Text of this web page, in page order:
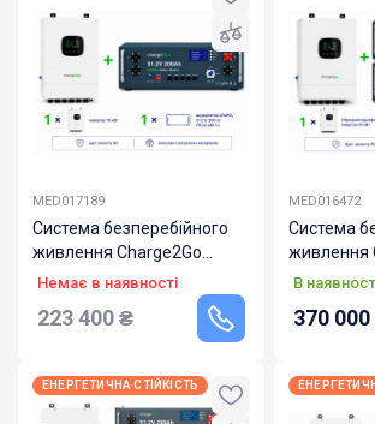
MED017189
Система безперебійного
живлення Charge2Go
10000.200.111
Немає в наявності
223 400₴
MED016472
Система
живлення
В
370 000
ЕНЕРГЕТИЧНА СТІЙКІСТЬ